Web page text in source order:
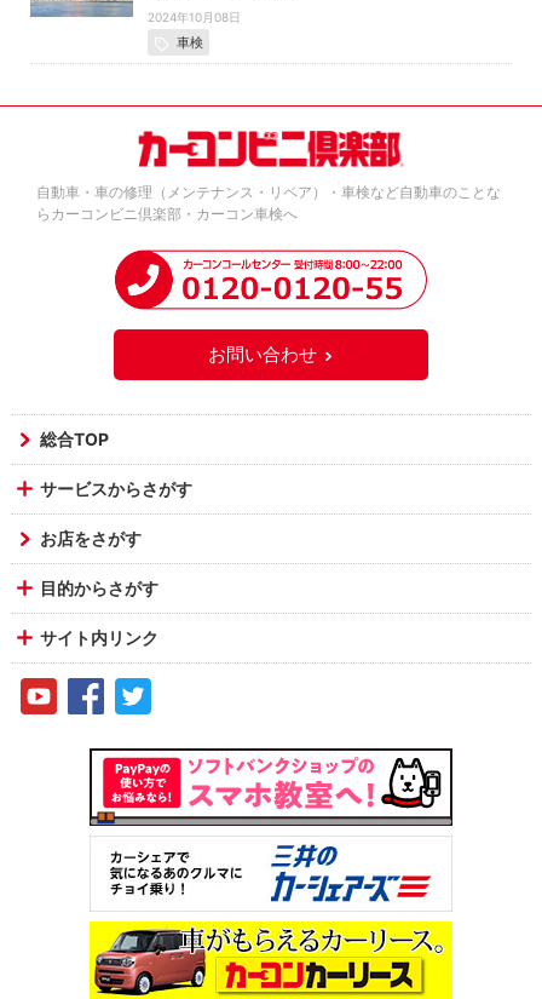
2024年10月08日
車検
自動車・車の修理（メンテナンス・リペア）・車検など自動車のことな
らカーコンビニ倶楽部・カーコン車検へ
お問い合わせ
総合TOP
サービスからさがす
お店をさがす
目的からさがす
サイト内リンク